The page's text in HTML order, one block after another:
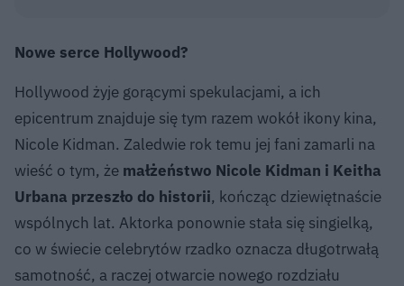
Nowe serce Hollywood?
Hollywood żyje gorącymi spekulacjami, a ich
epicentrum znajduje się tym razem wokół ikony kina,
Nicole Kidman. Zaledwie rok temu jej fani zamarli na
wieść o tym, że małżeństwo Nicole Kidman i Keitha
Urbana przeszło do historii, kończąc dziewiętnaście
wspólnych lat. Aktorka ponownie stała się singielką,
co w świecie celebrytów rzadko oznacza długotrwałą
samotność, a raczej otwarcie nowego rozdziału